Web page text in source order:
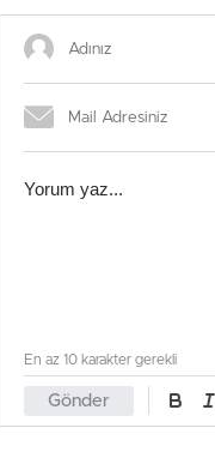
Gönder
En az 10 karakter gerekli